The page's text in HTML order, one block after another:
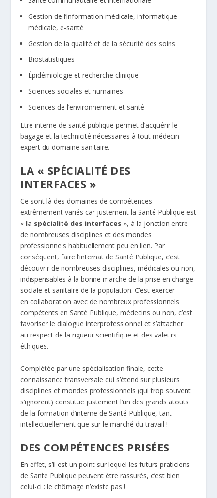
Gestion de l’information médicale, informatique
médicale, e-santé
Gestion de la qualité et de la sécurité des soins
Biostatistiques
Épidémiologie et recherche clinique
Sciences sociales et humaines
Sciences de l’environnement et santé
Etre interne de santé publique permet d’acquérir le
bagage et la technicité nécessaires à tout médecin
expert du domaine sanitaire.
LA « SPÉCIALITÉ DES
INTERFACES »
Ce sont là des domaines de compétences
extrêmement variés car justement la Santé Publique est
« la spécialité des interfaces », à la jonction entre
de nombreuses disciplines et des mondes
professionnels habituellement peu en lien. Par
conséquent, faire l’internat de Santé Publique, c’est
découvrir de nombreuses disciplines, médicales ou non,
indispensables à la bonne marche de la prise en charge
sociale et sanitaire de la population. C’est exercer
en collaboration avec de nombreux professionnels
compétents en Santé Publique, médecins ou non, c’est
favoriser le dialogue interprofessionnel et s’attacher
au respect de la rigueur scientifique et des valeurs
éthiques.
Complétée par une spécialisation finale, cette
connaissance transversale qui s’étend sur plusieurs
disciplines et mondes professionnels (qui trop souvent
s’ignorent) constitue justement l’un des grands atouts
de la formation d’interne de Santé Publique, tant
intellectuellement que sur le marché du travail !
DES COMPÉTENCES PRISÉES
En effet, s’il est un point sur lequel les futurs praticiens
de Santé Publique peuvent être rassurés, c’est bien
celui-ci : le chômage n’existe pas !